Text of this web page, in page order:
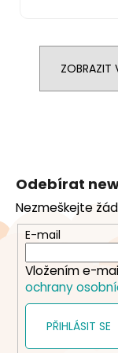
ZOBRAZIT
a
t
Odebírat
Nezmeškejte
E-mail
Vložením e-
ochrany
PŘIHLÁSIT SE